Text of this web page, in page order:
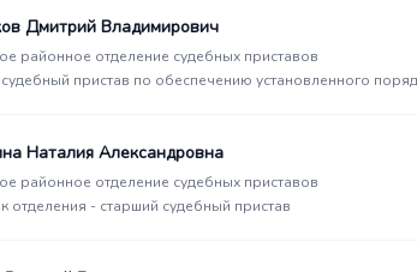
Дмитрий Владимирович
районное отделение судебных приставов
пристав по обеспечению установленного
Наталия Александровна
районное отделение судебных приставов
отделения - старший судебный пристав